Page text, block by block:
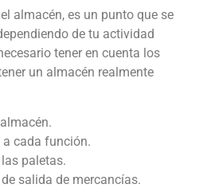
almacén, es un punto que se
de tu actividad
tener en cuenta los
un almacén realmente
a cada función.
paletas.
salida de mercancías.